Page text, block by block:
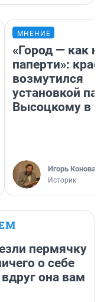
МНЕНИЕ
«Город — как
паперти»:
возмутился
установкой
Высоцкому в
Игорь
Историк
пермячку
о себе
она вам